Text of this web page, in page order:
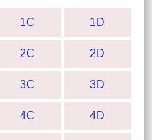
1C 1D
2C 2D
3C 3D
4C 4D